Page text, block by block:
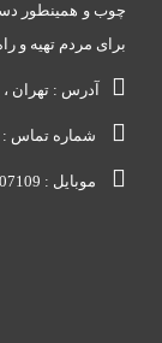
چوب و همینطور
برای مردم تهیه و
آدرس : تهران
شماره تماس : 02122116265
موبایل : 09128507109